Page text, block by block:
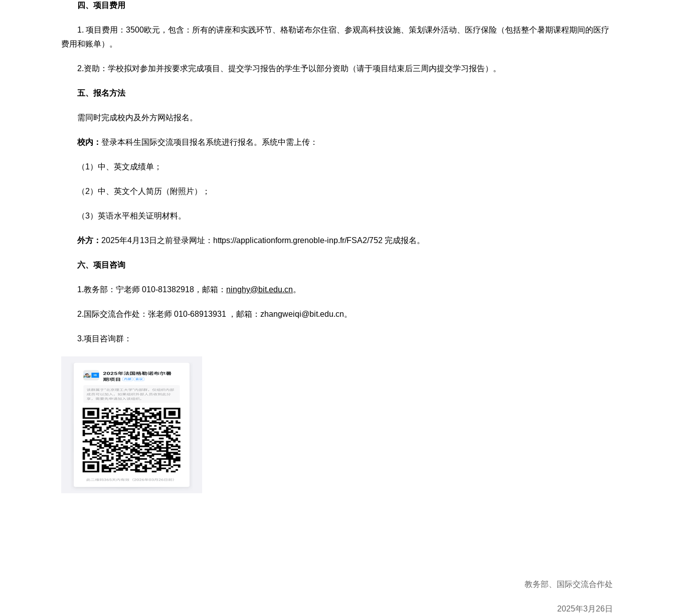
四、项目费用
1. 项目费用：3500欧元，包含：所有的讲座和实践环节、格勒诺布尔住宿、参观高科技设施、策划课外活动、医疗保险（包括整个暑期课程期间的医疗
费用和账单）。
2.资助：学校拟对参加并按要求完成项目、提交学习报告的学生予以部分资助（请于项目结束后三周内提交学习报告）。
五、报名方法
需同时完成校内及外方网站报名。
校内： 登录本科生国际交流项目报名系统进行报名。系统中需上传：
（1）中、英文成绩单；
（2）中、英文个人简历（附照片）；
（3）英语水平相关证明材料。
外方： 2025年4月13日之前登录网址：https://applicationform.grenoble-inp.fr/FSA2/752 完成报名。
六、项目咨询
1.教务部：宁老师 010-81382918，邮箱： ninghy@bit.edu.cn。
2.国际交流合作处：张老师 010-68913931 ，邮箱：zhangweiqi@bit.edu.cn。
3.项目咨询群：
教务部、国际交流合作处
2025年3月26日